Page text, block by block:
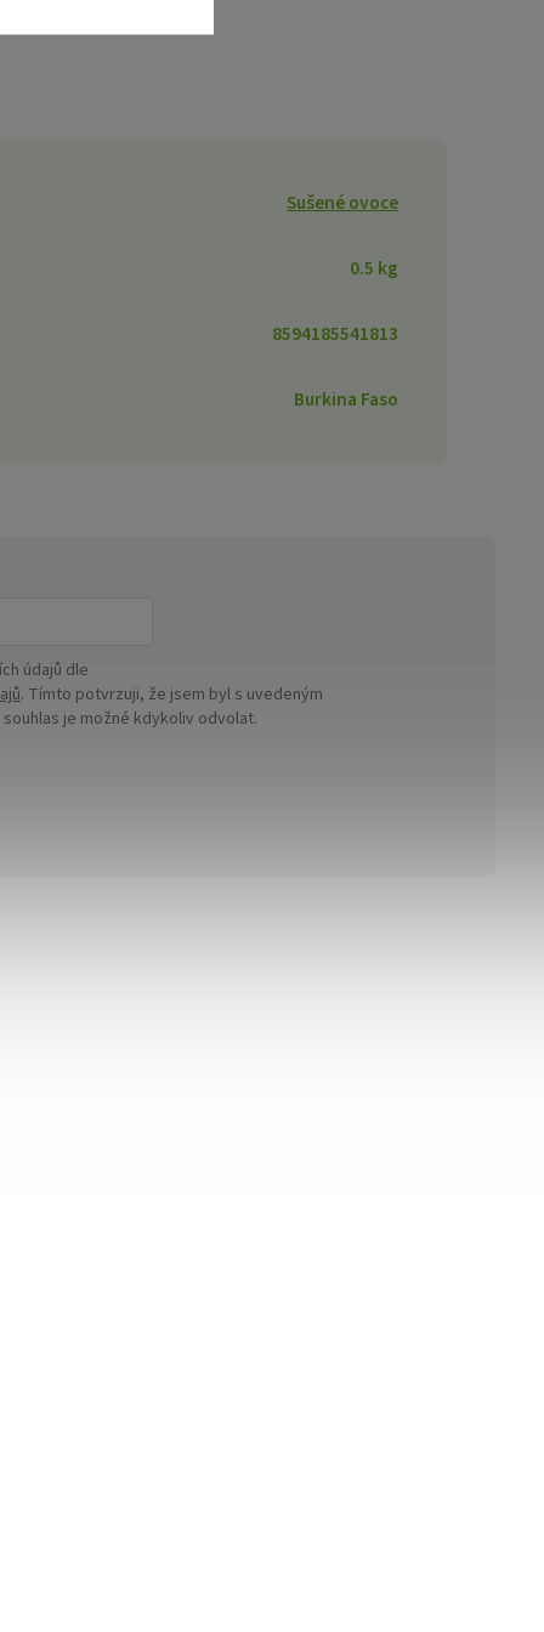
Sušené ovoce
0.5 kg
8594185541813
Burkina Faso
údajů dle
. Tímto potvrzuji, že jsem byl s uvedeným
je možné kdykoliv odvolat.